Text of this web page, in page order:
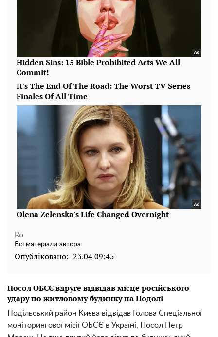
Ro
Всі матеріали автора
Опубліковано: 23.04 09:45
Посол ОБСЄ вдруге відвідав місце російського
удару по житловому будинку на Подолі
Подільський район Києва відвідав Голова Спеціальної
моніторингової місії ОБСЄ в Україні, Посол Петр